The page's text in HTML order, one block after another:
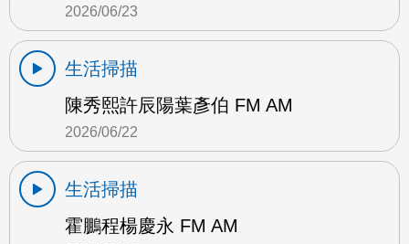
2026/06/23
生活掃描
陳秀熙許辰陽葉彥伯 FM AM
2026/06/22
生活掃描
霍鵬程楊慶永 FM AM